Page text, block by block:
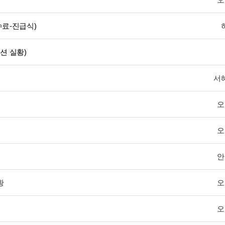
료-진급식)
실황)
서